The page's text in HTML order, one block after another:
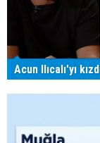
Acun Ilıcalı'yı